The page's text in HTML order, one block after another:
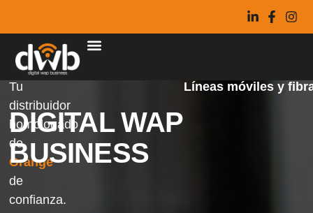
Tu
distribuidor
homologado
de
Orange
de
confianza.
DIGITAL WAP
BUSINESS
Líneas móviles y